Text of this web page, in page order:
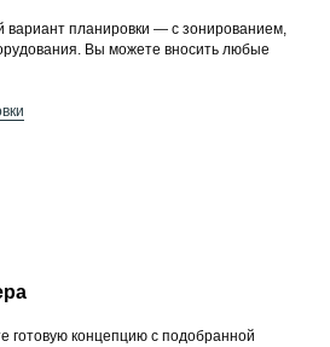
вариант планировки — с зонированием,
Вы можете вносить любые
готовую концепцию с подобранной